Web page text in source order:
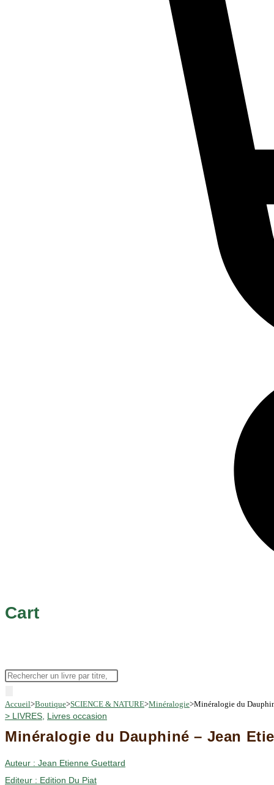
Cart
Recherche
produits
Accueil>Boutique>SCIENCE & NATURE>Minéralogie>Minéralogie du
> LIVRES Livres occasion
Minéralogie du Dauphiné – Jean
Auteur : Jean Etienne Guettard
Editeur : Edition Du Piat